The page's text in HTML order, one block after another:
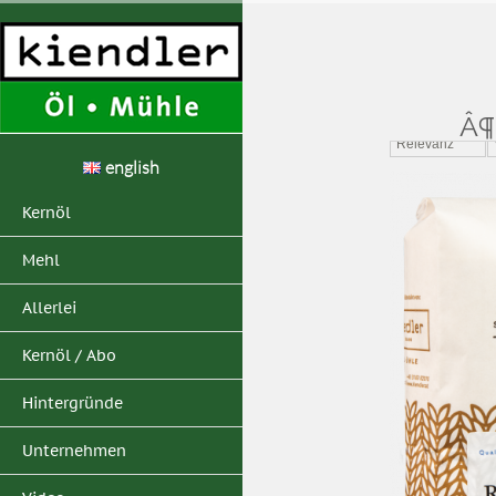
english
Kernöl
Mehl
Allerlei
Kernöl / Abo
Hintergründe
Unternehmen
Relevanz